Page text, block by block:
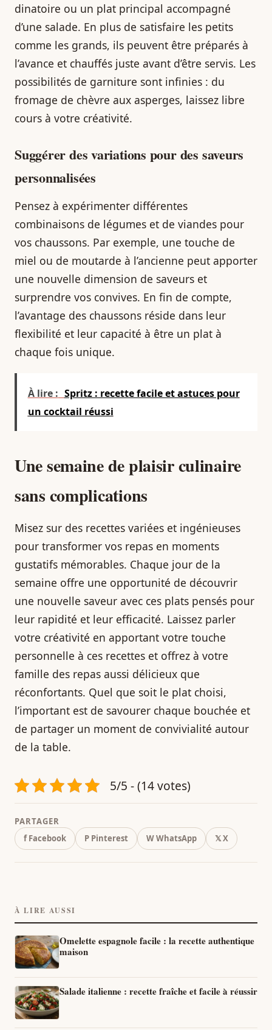
dinatoire ou un plat principal accompagné
d’une salade. En plus de satisfaire les petits
comme les grands, ils peuvent être préparés à
l’avance et chauffés juste avant d’être servis. Les
possibilités de garniture sont infinies : du
fromage de chèvre aux asperges, laissez libre
cours à votre créativité.
Suggérer des variations pour des saveurs
personnalisées
Pensez à expérimenter différentes
combinaisons de légumes et de viandes pour
vos chaussons. Par exemple, une touche de
miel ou de moutarde à l’ancienne peut apporter
une nouvelle dimension de saveurs et
surprendre vos convives. En fin de compte,
l’avantage des chaussons réside dans leur
flexibilité et leur capacité à être un plat à
chaque fois unique.
À lire : Spritz : recette facile et astuces pour
un cocktail réussi
Une semaine de plaisir culinaire
sans complications
Misez sur des recettes variées et ingénieuses
pour transformer vos repas en moments
gustatifs mémorables. Chaque jour de la
semaine offre une opportunité de découvrir
une nouvelle saveur avec ces plats pensés pour
leur rapidité et leur efficacité. Laissez parler
votre créativité en apportant votre touche
personnelle à ces recettes et offrez à votre
famille des repas aussi délicieux que
réconfortants. Quel que soit le plat choisi,
l’important est de savourer chaque bouchée et
de partager un moment de convivialité autour
de la table.
5/5 - (14 votes)
PARTAGER
f Facebook
P Pinterest W WhatsApp 𝕏 X
À LIRE AUSSI
Omelette espagnole facile : la recette authentique
maison
Salade italienne : recette fraîche et facile à réussir